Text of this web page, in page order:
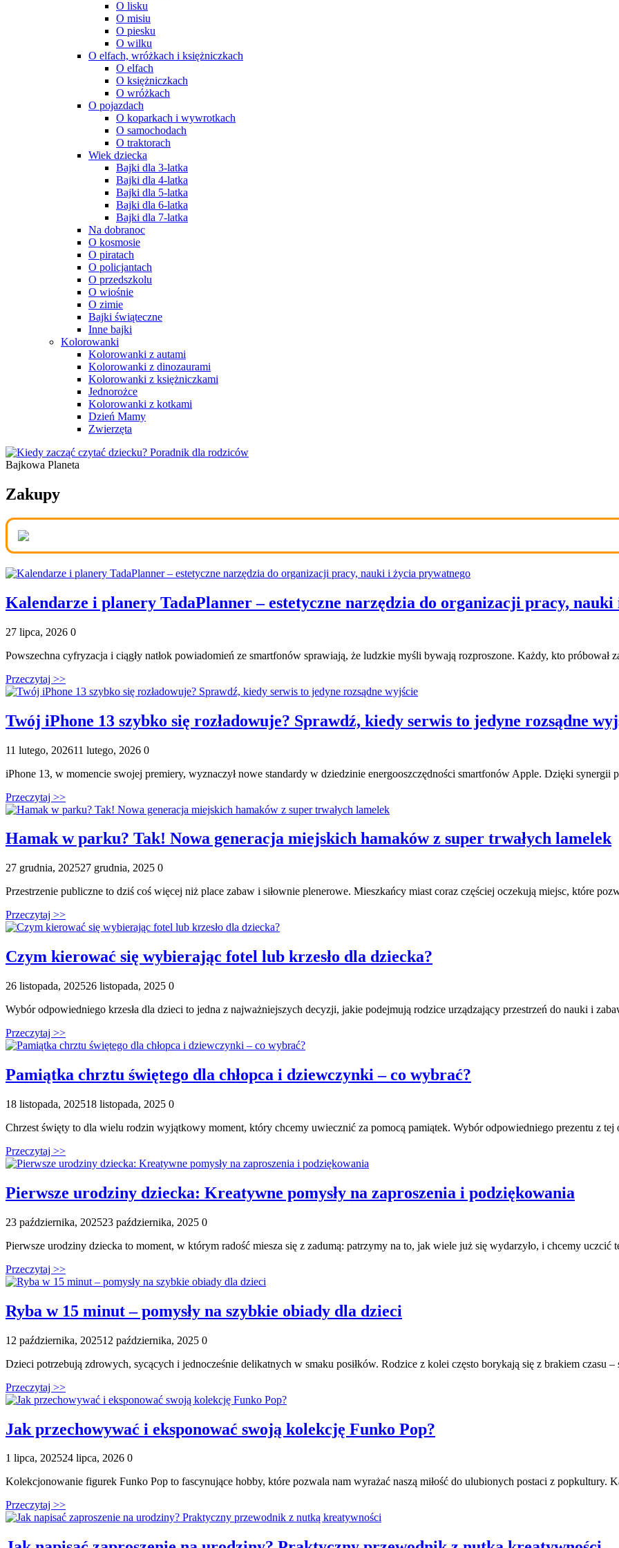
O lisku
O misiu
O piesku
O wilku
O elfach, wróżkach i księżniczkach
O elfach
O księżniczkach
O wróżkach
O pojazdach
O koparkach i wywrotkach
O samochodach
O traktorach
Wiek dziecka
Bajki dla 3-latka
Bajki dla 4-latka
Bajki dla 5-latka
Bajki dla 6-latka
Bajki dla 7-latka
Na dobranoc
O kosmosie
O piratach
O policjantach
O przedszkolu
O wiośnie
O zimie
Bajki świąteczne
Inne bajki
Kolorowanki
Kolorowanki z autami
Kolorowanki z dinozaurami
Kolorowanki z księżniczkami
Jednorożce
Kolorowanki z kotkami
Dzień Mamy
Zwierzęta
Bajkowa Planeta
Portal dla Rodziców
Zakupy
Kalendarze i planery TadaPlanner – estetyczne narzędzia do organizacji pracy,
Posted
27 lipca, 2026Komentarze
0
Powszechna cyfryzacja i ciągły natłok powiadomień ze smartfonów sprawiają, że ludzkie myśli bywają rozproszone. Każdy, kto
Przeczytaj >>
Twój iPhone 13 szybko się rozładowuje? Sprawdź, kiedy serwis to jedyne rozsądne
Posted
11 lutego, 202611 lutego, 2026Komentarze
0
iPhone 13, w momencie swojej premiery, wyznaczył nowe standardy w dziedzinie energooszczędności smartfonów Apple. Dzięki
Przeczytaj >>
Hamak w parku? Tak! Nowa generacja miejskich hamaków z super trwałych lamelek
Posted
27 grudnia, 202527 grudnia, 2025Komentarze
0
Przestrzenie publiczne to dziś coś więcej niż place zabaw i siłownie plenerowe. Mieszkańcy miast coraz częściej oczekują miejsc, które
Przeczytaj >>
Czym kierować się wybierając fotel lub krzesło dla dziecka?
Posted
26 listopada, 202526 listopada, 2025Komentarze
0
Wybór odpowiedniego krzesła dla dzieci to jedna z najważniejszych decyzji, jakie podejmują rodzice urządzający przestrzeń do nauki i
Przeczytaj >>
Pamiątka chrztu świętego dla chłopca i dziewczynki – co wybrać?
Posted
18 listopada, 202518 listopada, 2025Komentarze
0
Chrzest święty to dla wielu rodzin wyjątkowy moment, który chcemy uwiecznić za pomocą pamiątek. Wybór odpowiedniego prezentu z
Przeczytaj >>
Pierwsze urodziny dziecka: Kreatywne pomysły na zaproszenia i podziękowania
Posted
23 października, 202523 października, 2025Komentarze
0
Pierwsze urodziny dziecka to moment, w którym radość miesza się z zadumą: patrzymy na to, jak wiele już się wydarzyło, i chcemy uczcić
Przeczytaj >>
Ryba w 15 minut – pomysły na szybkie obiady dla dzieci
Posted
12 października, 202512 października, 2025Komentarze
0
Dzieci potrzebują zdrowych, sycących i jednocześnie delikatnych w smaku posiłków. Rodzice z kolei często borykają się z brakiem czasu
Przeczytaj >>
Jak przechowywać i eksponować swoją kolekcję Funko Pop?
Posted
1 lipca, 202524 lipca, 2026Komentarze
0
Kolekcjonowanie figurek Funko Pop to fascynujące hobby, które pozwala nam wyrażać naszą miłość do ulubionych postaci z popkultury.
Przeczytaj >>